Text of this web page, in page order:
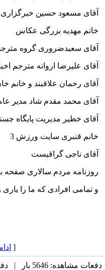
آقای مسعود حسین خبرگزاری
خانم مهدیه بزرگی عکاس
آقای سعیدضروری گروه
آقای علیرضا اروانه مترجم
آقای رحمان علاقبند و
آقای محمد مقدم شاد مدیر
آقای خطیر مدیریت پایگاه
خانم قنبری سایت ورزش 3
آقای ناجی گراقیست
روزنامه مردم سالاری صفحه
و تمامی افرادی که ما را یاری
[